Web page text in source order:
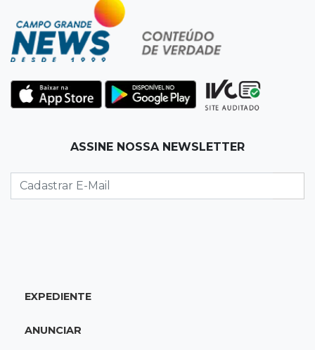
Biblioteca reabre quarta-feira com
programação cultural na Esplanada
Ferroviária
14:27 Eleições 2026
Fábio Trad propõe revisão de incentivos
Sesau cria comissão para revisar todas as
mortes em unidades de saúde
Adolescente acusado de atear fogo em amigo
ASSINE NOSSA NEWSLETTER
EXPEDIENTE
ANUNCIAR